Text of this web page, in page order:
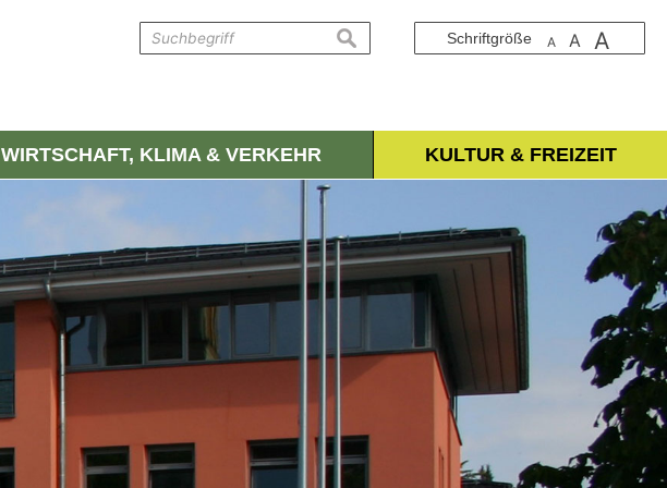
Schriftgröße A A A
suchen
WIRTSCHAFT, KLIMA & VERKEHR KULTUR & FREIZEIT